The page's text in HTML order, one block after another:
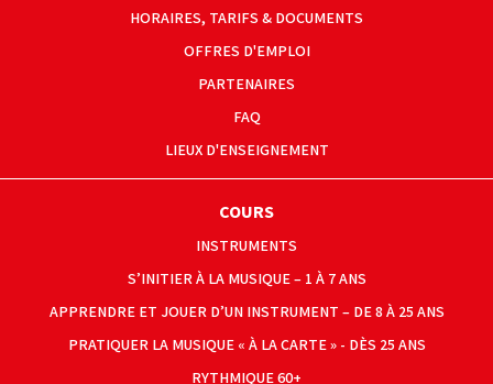
HORAIRES, TARIFS & DOCUMENTS
OFFRES D'EMPLOI
PARTENAIRES
FAQ
LIEUX D'ENSEIGNEMENT
COURS
INSTRUMENTS
S’INITIER À LA MUSIQUE – 1 À 7 ANS
APPRENDRE ET JOUER D’UN INSTRUMENT – DE 8 À 25 ANS
PRATIQUER LA MUSIQUE « À LA CARTE » - DÈS 25 ANS
RYTHMIQUE 60+